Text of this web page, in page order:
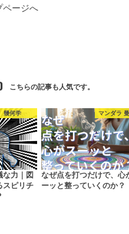
ページへ
こちらの記事も人気です。
幾何学
な力｜図
スピリチ
マンダラ
なぜ点を打つだけで、心
ーッと整っていくのか？